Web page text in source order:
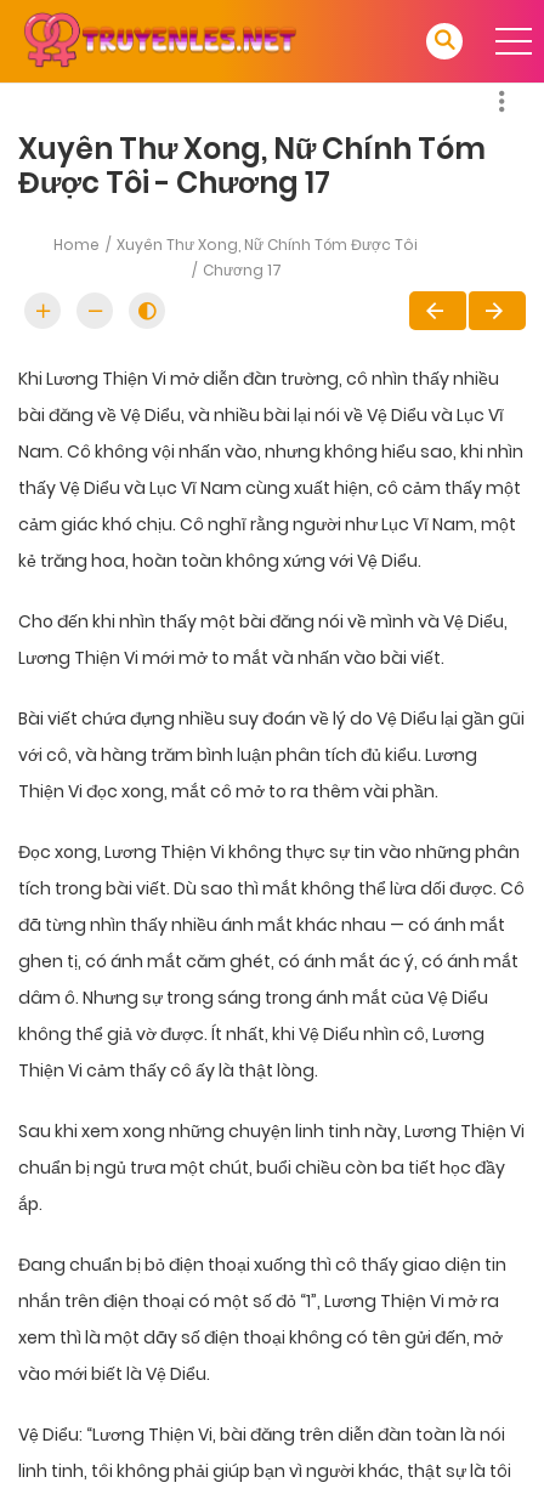
Xuyên Thư Xong, Nữ Chính Tóm
Được Tôi - Chương 17
Home
Xuyên Thư Xong, Nữ Chính Tóm Được Tôi
Chương 17
Khi Lương Thiện Vi mở diễn đàn trường, cô nhìn thấy nhiều
bài đăng về Vệ Diểu, và nhiều bài lại nói về Vệ Diểu và Lục Vĩ
Nam. Cô không vội nhấn vào, nhưng không hiểu sao, khi nhìn
thấy Vệ Diểu và Lục Vĩ Nam cùng xuất hiện, cô cảm thấy một
cảm giác khó chịu. Cô nghĩ rằng người như Lục Vĩ Nam, một
kẻ trăng hoa, hoàn toàn không xứng với Vệ Diểu.
Cho đến khi nhìn thấy một bài đăng nói về mình và Vệ Diểu,
Lương Thiện Vi mới mở to mắt và nhấn vào bài viết.
Bài viết chứa đựng nhiều suy đoán về lý do Vệ Diểu lại gần gũi
với cô, và hàng trăm bình luận phân tích đủ kiểu. Lương
Thiện Vi đọc xong, mắt cô mở to ra thêm vài phần.
Đọc xong, Lương Thiện Vi không thực sự tin vào những phân
tích trong bài viết. Dù sao thì mắt không thể lừa dối được. Cô
đã từng nhìn thấy nhiều ánh mắt khác nhau — có ánh mắt
ghen tị, có ánh mắt căm ghét, có ánh mắt ác ý, có ánh mắt
dâm ô. Nhưng sự trong sáng trong ánh mắt của Vệ Diểu
không thể giả vờ được. Ít nhất, khi Vệ Diểu nhìn cô, Lương
Thiện Vi cảm thấy cô ấy là thật lòng.
Sau khi xem xong những chuyện linh tinh này, Lương Thiện Vi
chuẩn bị ngủ trưa một chút, buổi chiều còn ba tiết học đầy
ắp.
Đang chuẩn bị bỏ điện thoại xuống thì cô thấy giao diện tin
nhắn trên điện thoại có một số đỏ “1”, Lương Thiện Vi mở ra
xem thì là một dãy số điện thoại không có tên gửi đến, mở
vào mới biết là Vệ Diểu.
Vệ Diểu: “Lương Thiện Vi, bài đăng trên diễn đàn toàn là nói
linh tinh, tôi không phải giúp bạn vì người khác, thật sự là tôi